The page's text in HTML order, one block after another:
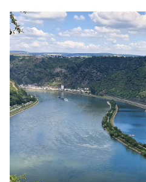
Farben überschrieben
Container